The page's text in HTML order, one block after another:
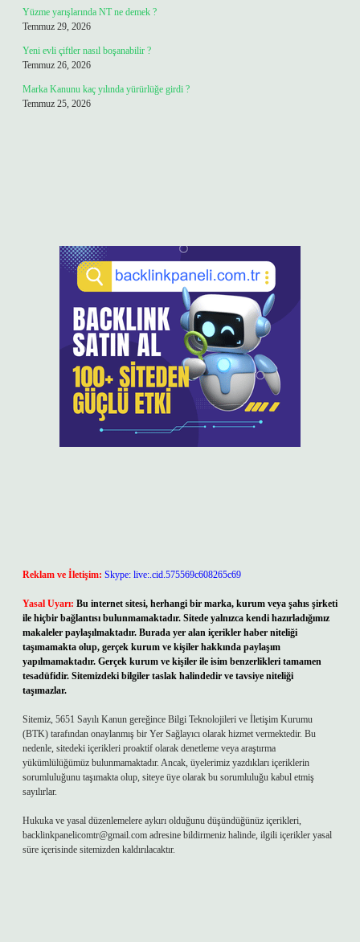
Yüzme yarışlarında NT ne demek ?
Temmuz 29, 2026
Yeni evli çiftler nasıl boşanabilir ?
Temmuz 26, 2026
Marka Kanunu kaç yılında yürürlüğe girdi ?
Temmuz 25, 2026
Reklam ve İletişim: Skype: live:.cid.575569c608265c69
Yasal Uyarı: Bu internet sitesi, herhangi bir marka, kurum veya şahıs şirketi
ile hiçbir bağlantısı bulunmamaktadır. Sitede yalnızca kendi hazırladığımız
makaleler paylaşılmaktadır. Burada yer alan içerikler haber niteliği
taşımamakta olup, gerçek kurum ve kişiler hakkında paylaşım
yapılmamaktadır. Gerçek kurum ve kişiler ile isim benzerlikleri tamamen
tesadüfidir. Sitemizdeki bilgiler taslak halindedir ve tavsiye niteliği
taşımazlar.
Sitemiz, 5651 Sayılı Kanun gereğince Bilgi Teknolojileri ve İletişim Kurumu
(BTK) tarafından onaylanmış bir Yer Sağlayıcı olarak hizmet vermektedir. Bu
nedenle, sitedeki içerikleri proaktif olarak denetleme veya araştırma
yükümlülüğümüz bulunmamaktadır. Ancak, üyelerimiz yazdıkları içeriklerin
sorumluluğunu taşımakta olup, siteye üye olarak bu sorumluluğu kabul etmiş
sayılırlar.
Hukuka ve yasal düzenlemelere aykırı olduğunu düşündüğünüz içerikleri,
backlinkpanelicomtr@gmail.com adresine bildirmeniz halinde, ilgili içerikler yasal
süre içerisinde sitemizden kaldırılacaktır.